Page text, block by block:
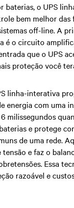
baterias, o UPS
bem melhor das
off-line. A
é o circuito
que o UPS
proteção você
linha-interativa
energia com uma
milissegundos
e protege
de uma rede.
e faz o
Essa
razoável e